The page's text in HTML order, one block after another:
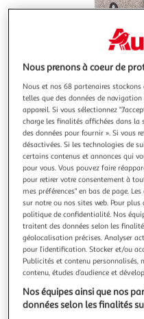
SENSEI MAISON
Ensemble enfant 1
bain BOBBY L'OURS
L'ensemble comprends 1
douche 70x130 cm.La
conçue pour sécher votre
ours apaisant, se
douche intensément
enfant après le bain, t
En savoir +
Vendu parSensei Maison
Couleur
Sable
Taille
Nous prenons à coeur de
Nous et nos 68 partenaires stockons
telles que des données de
appareil. Si vous sélectionnez
charge les finalités affichées dans
des données pour fournir ». Si vous
désactivées. Si les technologies de
certains contenus et annonces qui
pour vous. Vous pouvez faire
pour retirer votre consentement à
mes préférences" en bas de page.
sur notre ou nos sites web. Pour
politique de confidentialité. Nos
traitent des données selon les
géolocalisation précises. Analyser
pour l’identification. Stocker et/ou
Publicités et contenu personnalisés,
contenu, études d’audience et
Nos équipes ainsi que nos
données selon les finalités